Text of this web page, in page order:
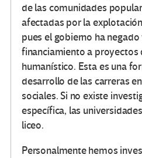
de las comunidades
afectadas por la
pues el gobierno ha
financiamiento a proyectos
humanístico. Esta es una
desarrollo de las carreras
sociales. Si no existe
específica, las
liceo.
Personalmente hemos